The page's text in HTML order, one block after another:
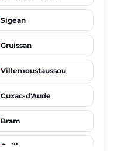
Sigean
Gruissan
Villemoustaussou
Cuxac-d'Aude
Bram
Quillan